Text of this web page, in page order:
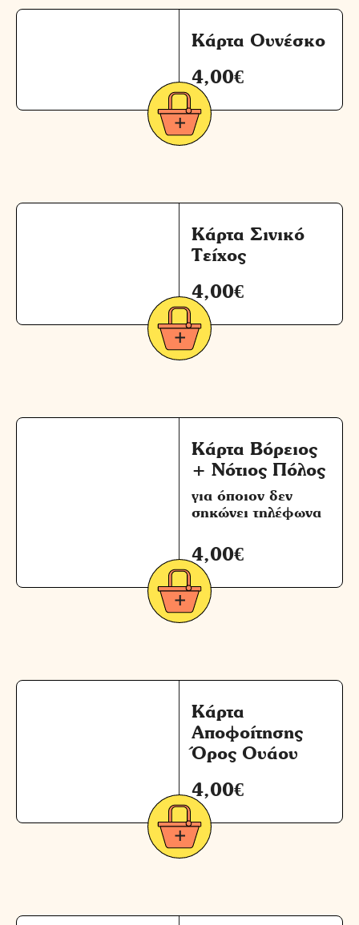
Κάρτα Ουνέσκο
4,00€
Κάρτα Σινικό
Τείχος
4,00€
Κάρτα Βόρειος
+ Νότιος Πόλος
για όποιον δεν
σηκώνει τηλέφωνα
4,00€
Κάρτα
Αποφοίτησης
Όρος Ουάου
4,00€